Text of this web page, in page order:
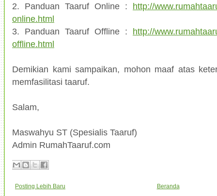
2. Panduan Taaruf Online : http://
online.html
3. Panduan Taaruf Offline : http://
offline.html
Demikian kami sampaikan, mohon maaf atas
memfasilitasi taaruf.
Salam,
Maswahyu ST (Spesialis Taaruf)
Admin RumahTaaruf.com
Posting Lebih Baru Beranda